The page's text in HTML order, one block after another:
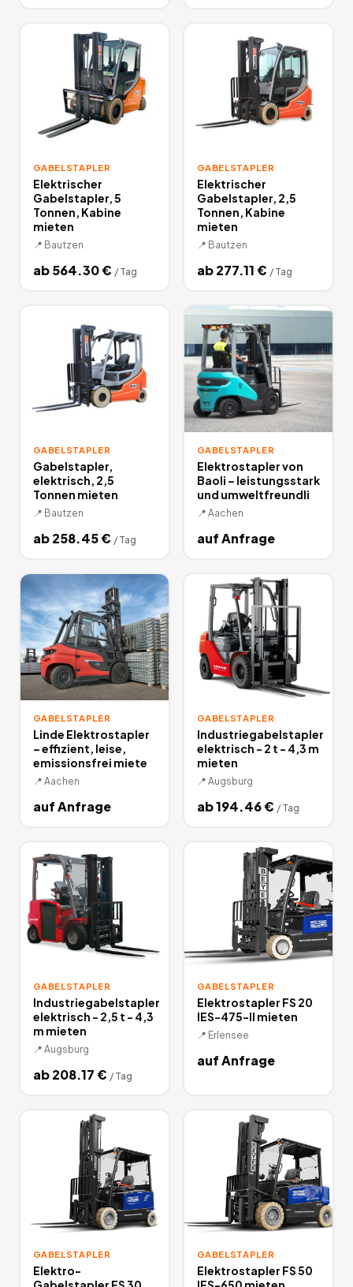
GABELSTAPLER
Elektrischer
Gabelstapler, 5
Tonnen, Kabine
mieten
📍 Bautzen
ab564.30€ / Tag
GABELSTAPLER
Elektrischer
Gabelstapler, 2,5
Tonnen, Kabine
mieten
📍 Bautzen
ab277.11€ / Tag
GABELSTAPLER
Gabelstapler,
elektrisch, 2,5
Tonnen mieten
📍 Bautzen
ab258.45€ / Tag
GABELSTAPLER
Elektrostapler von
Baoli – leistungsstark
und umweltfreundli
📍 Aachen
auf Anfrage
GABELSTAPLER
Linde Elektrostapler
– effizient, leise,
emissionsfrei miete
📍 Aachen
auf Anfrage
GABELSTAPLER
Industriegabelstapler
elektrisch - 2 t - 4,3 m
mieten
📍 Augsburg
ab194.46€ / Tag
GABELSTAPLER
Industriegabelstapler
elektrisch - 2,5 t - 4,3
m mieten
📍 Augsburg
ab208.17€ / Tag
GABELSTAPLER
Elektrostapler FS 20
IES-475-II mieten
📍 Erlensee
auf Anfrage
GABELSTAPLER
Elektro-
GABELSTAPLER
Elektrostapler FS 50